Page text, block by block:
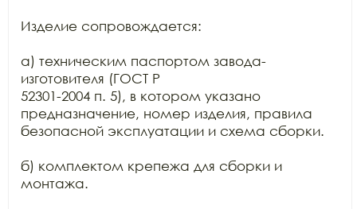
Изделие сопровождается:
а) техническим паспортом завода-
изготовителя (ГОСТ Р
52301-2004 п. 5), в котором указано
предназначение, номер изделия, правила
безопасной эксплуатации и схема сборки.
б) комплектом крепежа для сборки и
монтажа.